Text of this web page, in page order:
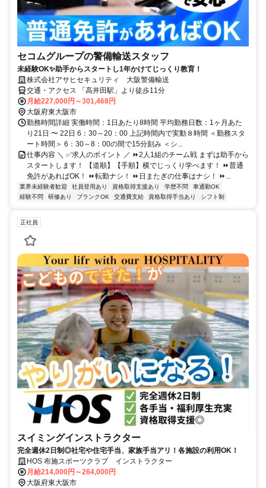
セコムグループの警備輸送スタッフ
未経験OK✨助手からスタートし1年かけてじっくり教育！
株式会社アサヒセキュリティ 大阪警備輸送
交通・アクセス 「高井田駅」より徒歩11分
月給227,000円～301,468円
大阪府東大阪市
勤務時間詳細 実働時間：1日あたり8時間 平均勤務日数：1ヶ月あた
り21日 〜 22日 6：30～20：00 上記時間内で実動８時間 ＜勤務スタ
ート時間＞ 6：30～8：00の間で15分刻み ＜シ...
仕事内容 ＼ ✅求人のポイント ／ ⏩2人1組のチーム戦 まずは助手から
スタートします！ 【道順】【手順】横でじっくり学べます！ ⏩普通
免許があればOK！ ⏩転勤ナシ！ ⏩日またぎの仕事はナシ！ ⏩...
業界未経験者歓迎 社員登用あり 資格取得支援あり 学歴不問
車通勤OK
経験不問
研修あり ブランクOK 交通費支給 資格取得手当あり シフト制
正社員
スイミングインストラクター
完全週休2日制◎社宅や住宅手当、家族手当アリ！各施設の利用OK！
HOS 布施スポーツクラブ インストラクター
月給214,000円～264,000円
大阪府東大阪市